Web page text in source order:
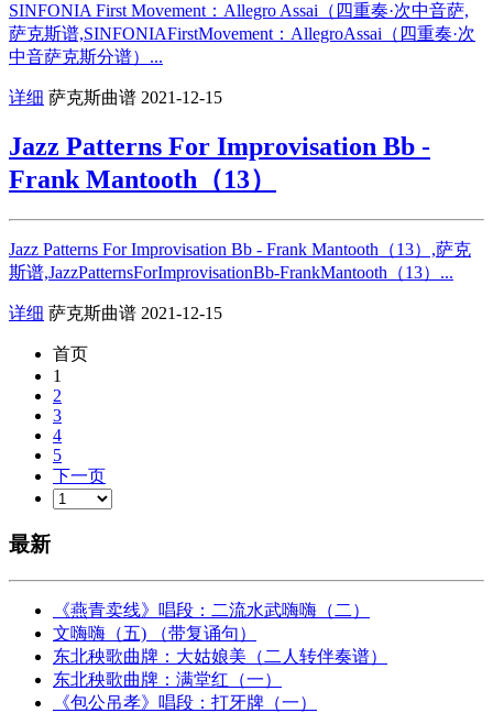
SINFONIA First Movement：Allegro Assai（四重奏·次中音萨,
萨克斯谱,SINFONIAFirstMovement：AllegroAssai（四重奏·次
中音萨克斯分谱）...
详细 萨克斯曲谱 2021-12-15
Jazz Patterns For Improvisation Bb -
Frank Mantooth（13）
Jazz Patterns For Improvisation Bb - Frank Mantooth（13）,萨克
斯谱,JazzPatternsForImprovisationBb-FrankMantooth（13）...
详细 萨克斯曲谱 2021-12-15
首页
1
2
3
4
5
下一页
最新
《燕青卖线》唱段：二流水武嗨嗨（二）
文嗨嗨（五) （带复诵句）
东北秧歌曲牌：大姑娘美（二人转伴奏谱）
东北秧歌曲牌：满堂红（一）
《包公吊孝》唱段：打牙牌（一）